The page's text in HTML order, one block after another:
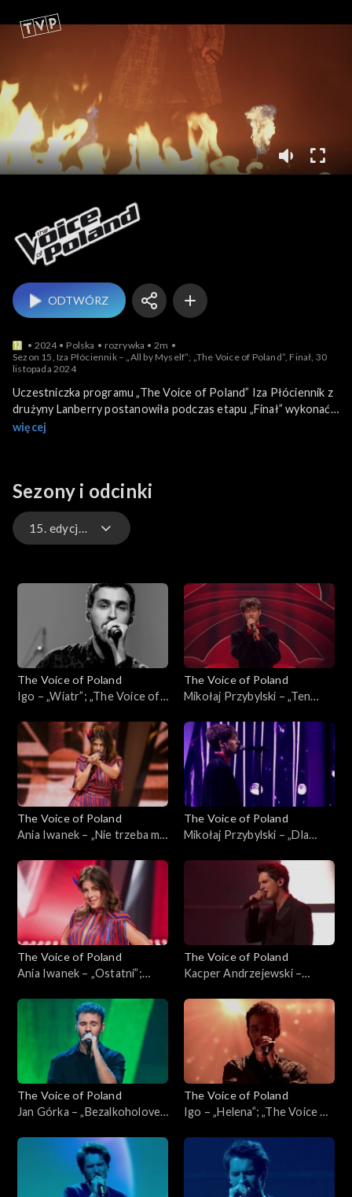
ODTWÓRZ
2024 Polska rozrywka
2m
Sezon 15, Iza Płóciennik – „All by Myself”; „The Voice of Poland”, Finał, 30
listopada 2024
Uczestniczka programu „The Voice of Poland” Iza Płóciennik z
drużyny Lanberry postanowiła podczas etapu „Finał” wykonać
piosenkę „Calling You”. To ballada skomponowana przez Erica
TVP2.
więcej
Sezony i odcinki
15. edycja – występy
15. edycja
15. edycja – występy
The Voice of Poland
Igo – „Wiatr”; „The Voice of
2024
The Voice of Poland
Mikołaj Przybylski – „Ten
Finał, 30 listopada 2024
The Voice of Poland
Ania Iwanek – „Nie trzeba mi
Finał, 30 listopada 2024
The Voice of Poland
Mikołaj Przybylski – „Dla
Poland”, Finał, 30 listopada
The Voice of Poland
Ania Iwanek – „Ostatni”;
30 listopada 2024
The Voice of Poland
Kacper Andrzejewski –
Poland”, Finał, 30 listopada
The Voice of Poland
Jan Górka – „Bezalkoholove”;
30 listopada 2024
The Voice of Poland
Igo – „Helena”; „The Voice of
2024